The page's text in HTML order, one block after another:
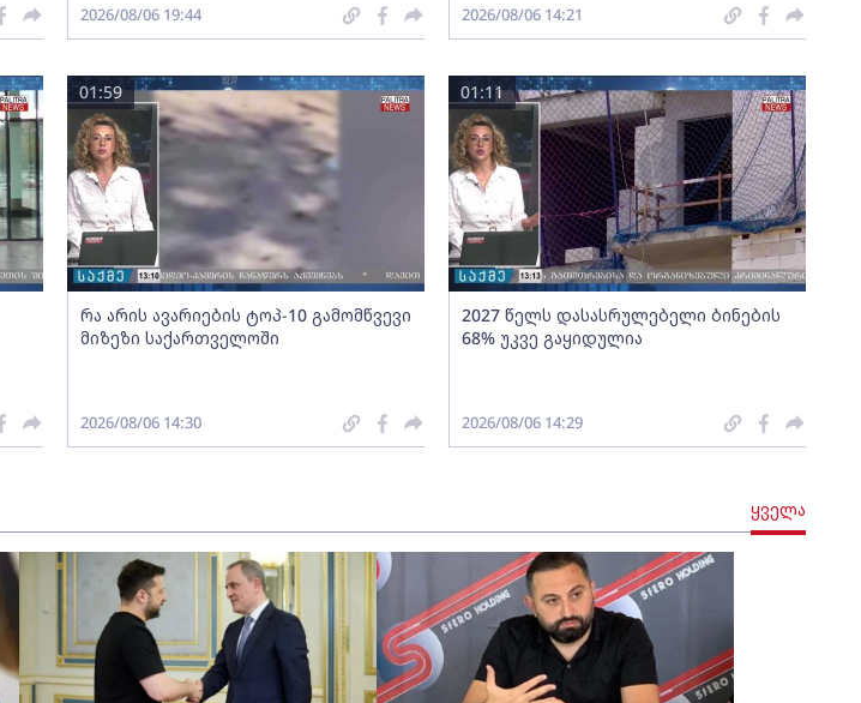
2026/08/06 19:44 2026/08/06 14:21
რა არის ავარიების ტოპ-10 გამომწვევი
მიზეზი საქართველოში
01:59
2026/08/06 14:30
2027 წელს დასასრულებელი ბინების
68% უკვე გაყიდულია
01:11
2026/08/06 14:29
ყველა